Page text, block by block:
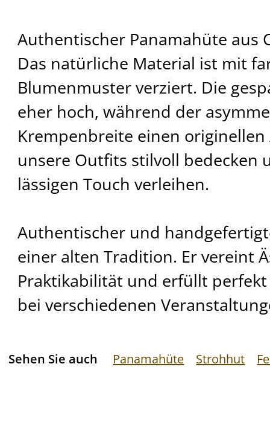
Authentischer Panamahüte aus
Das natürliche Material ist mit
Blumenmuster verziert. Die
eher hoch, während der
Krempenbreite einen
unsere Outfits stilvoll bedecken
lässigen Touch verleihen.
Authentischer und
einer alten Tradition. Er vereint
Praktikabilität und erfüllt
bei verschiedenen
Sehen Sie auch Panamahüte Strohhut